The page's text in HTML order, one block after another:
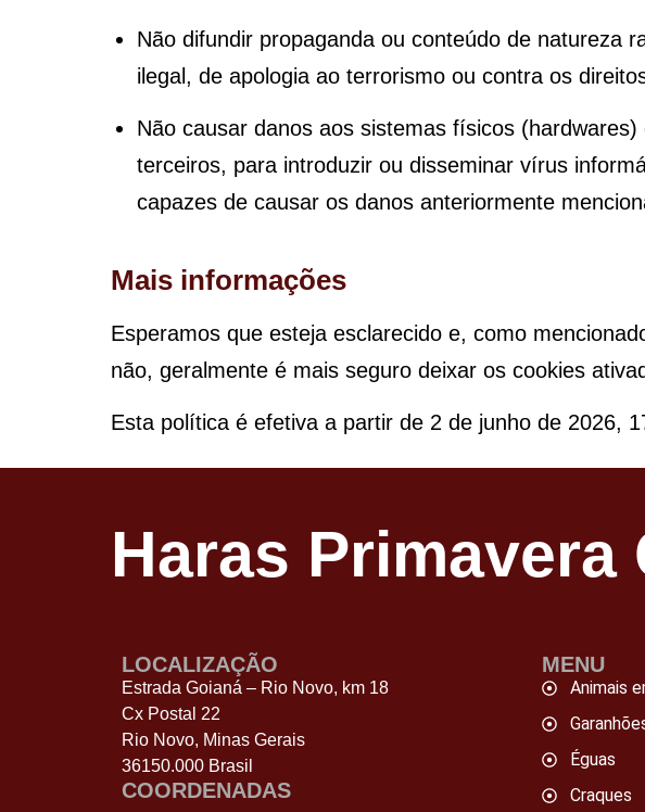
Não difundir propaganda ou conteúdo de natureza
ilegal, de apologia ao terrorismo ou contra os
Não causar danos aos sistemas físicos
terceiros, para introduzir ou disseminar vírus
capazes de causar os danos anteriormente
Mais informações
Esperamos que esteja esclarecido e, como
não, geralmente é mais seguro deixar os cookies
Esta política é efetiva a partir de 2 de junho de 2026,
Haras Primavera
LOCALIZAÇÃO
Estrada Goianá – Rio Novo, km 18
Cx Postal 22
Rio Novo, Minas Gerais
36150.000 Brasil
COORDENADAS
MENU
Animais
Éguas
Craques